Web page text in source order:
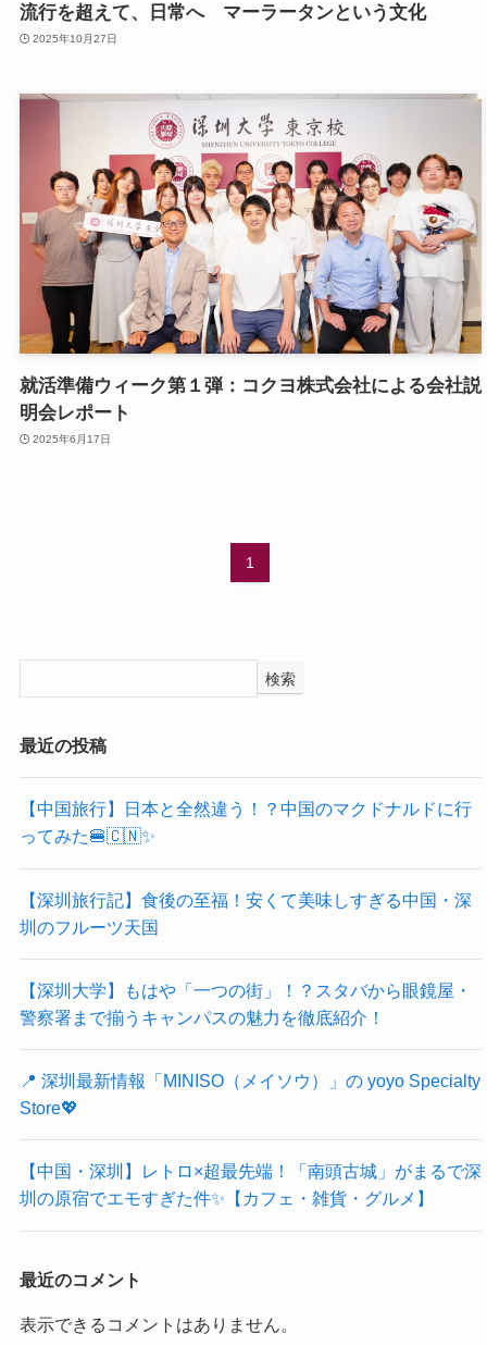
流行を超えて、日常へ マーラータンという文化
2025年10月27日
就活準備ウィーク第１弾：コクヨ株式会社による会社説
明会レポート
2025年6月17日
1
検索
最近の投稿
【中国旅行】日本と全然違う！？中国のマクドナルドに行
ってみた🍔🇨🇳✨
【深圳旅行記】食後の至福！安くて美味しすぎる中国・深
圳のフルーツ天国
【深圳大学】もはや「一つの街」！？スタバから眼鏡屋・
警察署まで揃うキャンパスの魅力を徹底紹介！
📍 深圳最新情報「MINISO（メイソウ）」の yoyo Specialty
Store💖
【中国・深圳】レトロ×超最先端！「南頭古城」がまるで深
圳の原宿でエモすぎた件✨【カフェ・雑貨・グルメ】
最近のコメント
表示できるコメントはありません。